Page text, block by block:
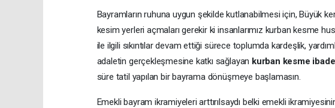
Bayramların ruhuna uygun şekilde kutlanabilmesi için, Büyük
kesim yerleri açmaları gerekir ki insanlarımız kurban kesme
ile ilgili sıkıntılar devam ettiği sürece toplumda kardeşlik,
adaletin gerçekleşmesine katkı sağlayan kurban kesme
süre tatil yapılan bir bayrama dönüşmeye başlamasın.
Emekli bayram ikramiyeleri arttırılsaydı belki emekli